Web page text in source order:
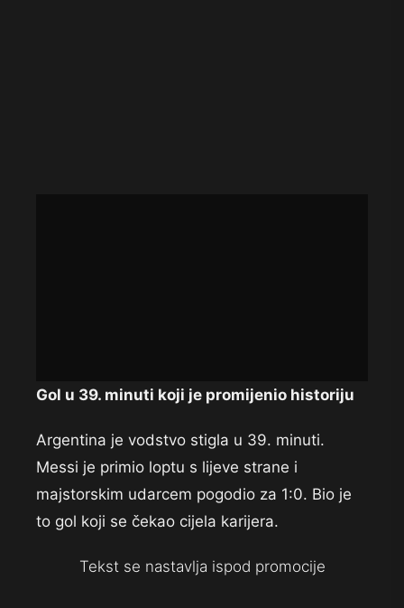
Gol u 39. minuti koji je promijenio historiju
Argentina je vodstvo stigla u 39. minuti.
Messi je primio loptu s lijeve strane i
majstorskim udarcem pogodio za 1:0. Bio je
to gol koji se čekao cijela karijera.
Tekst se nastavlja ispod promocije